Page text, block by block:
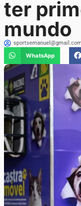
ter
mundo
sportsemanuel@gmail.com
WhatsApp